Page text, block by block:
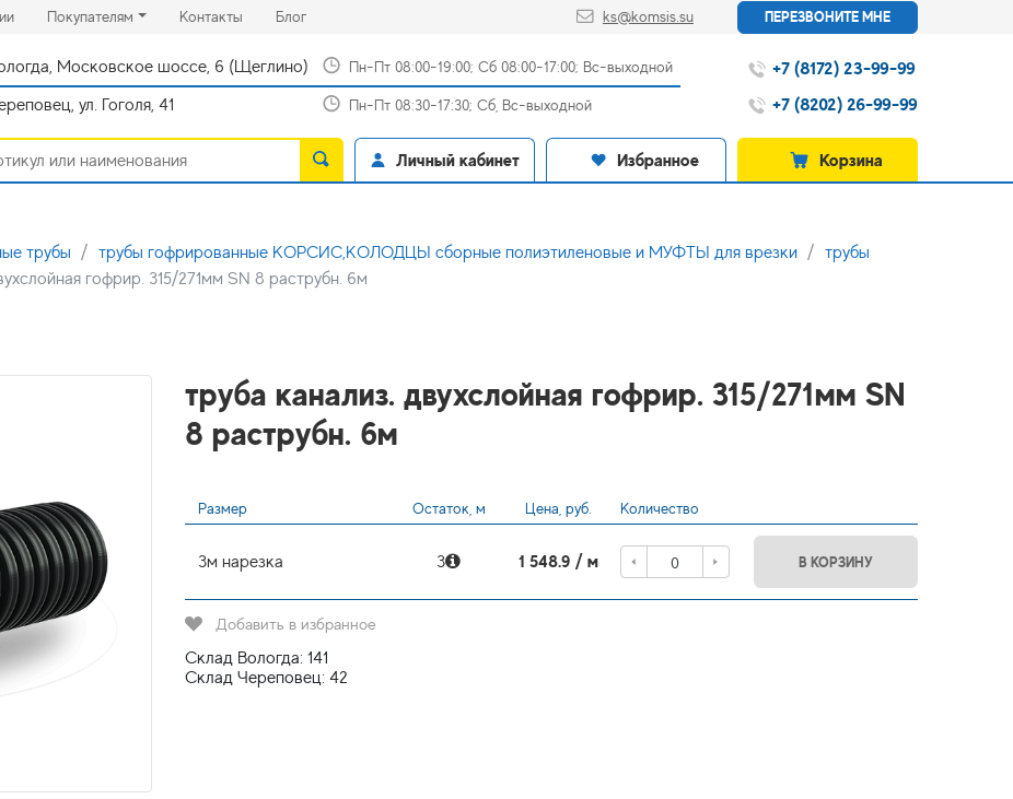
(current)Покупателям Контакты(current)
Блог(current) ks@komsis.su ПЕРЕЗВОНИТЕ МНЕ
Московское шоссе, 6 (Щеглино) Пн-Пт 08:00-19:00; Сб 08:00-17:00; Вс-выходной
ул. Гоголя, 41 Пн-Пт 08:30-17:30; Сб, Вс-выходной
+7 (8172) 23-99-99
+7 (8202) 26-99-99
Личный кабинет Избранное Корзина
трубы трубы гофрированные КОРСИС,КОЛОДЦЫ сборные полиэтиленовые и МУФТЫ для врезки
трубы
гофрир. 315/271мм SN 8 раструбн. 6м
труба канализ. двухслойная гофрир. 315/271мм SN
8 раструбн. 6м
Размер Остаток, м Цена, руб. Количество
3м нарезка 3 1 548.9 / м В КОРЗИНУ
Добавить в избранное
Склад Вологда: 141
Склад Череповец: 42